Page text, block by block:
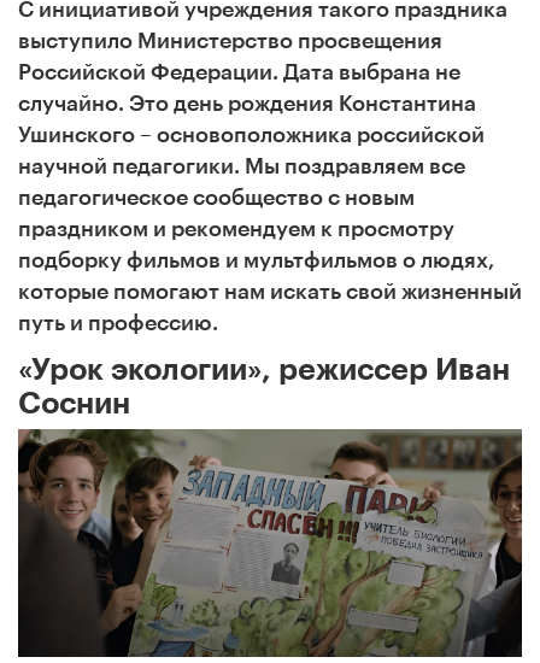
С инициативой учреждения такого праздника
выступило Министерство просвещения
Российской Федерации. Дата выбрана не
случайно. Это день рождения Константина
Ушинского – основоположника российской
научной педагогики. Мы поздравляем все
педагогическое сообщество с новым
праздником и рекомендуем к просмотру
подборку фильмов и мультфильмов о людях,
которые помогают нам искать свой жизненный
путь и профессию.
«Урок экологии», режиссер Иван
Соснин